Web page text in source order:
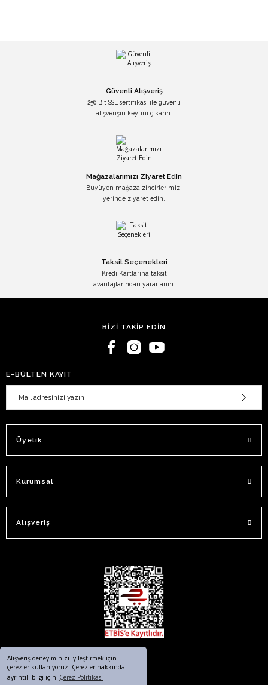
Alışveriş deneyiminizi iyileştirmek için
çerezler kullanıyoruz. Çerezler hakkında
ayrıntılı bilgi için Çerez Politikası
Güvenli Alışveriş
256 Bit SSL sertifikası ile güvenli
alışverişin keyfini çıkarın.
Mağazalarımızı Ziyaret Edin
Büyüyen mağaza zincirlerimizi
yerinde ziyaret edin.
Taksit Seçenekleri
Kredi Kartlarına taksit
avantajlarından yararlanın.
BİZİ TAKİP EDİN
E-BÜLTEN KAYIT
Üyelik
Kurumsal
Alışveriş